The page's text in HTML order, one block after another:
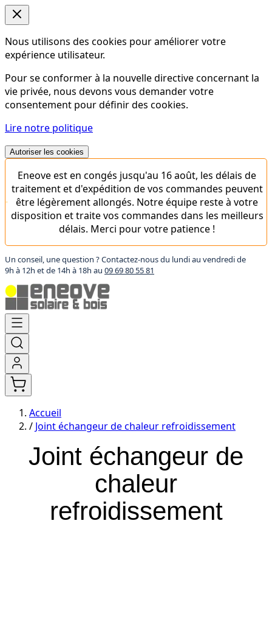
Nous utilisons des cookies pour améliorer votre
expérience utilisateur.
Pour se conformer à la nouvelle directive concernant la
vie privée, nous devons vous demander votre
consentement pour définir des cookies.
Lire notre politique
Autoriser les cookies
Eneove est en congés jusqu'au 16 août, les délais de
traitement et d'expédition de vos commandes peuvent
être légèrement allongés. Notre équipe reste à votre
disposition et traite vos commandes dans les meilleurs
délais. Merci pour votre patience !
Un conseil, une question ? Contactez-nous du lundi au vendredi de
9h à 12h et de 14h à 18h au 09 69 80 55 81
Aller
contenu
Accueil
/ Joint échangeur de chaleur refroidissement
Joint échangeur de
chaleur
refroidissement